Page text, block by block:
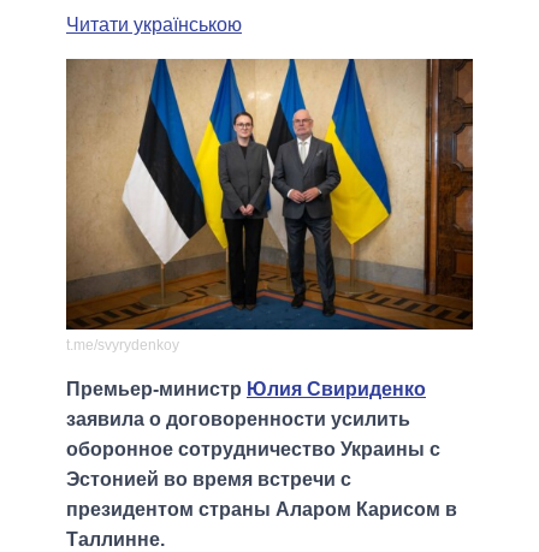
Читати українською
t.me/svyrydenkoy
Премьер-министр Юлия Свириденко
заявила о договоренности усилить
оборонное сотрудничество Украины с
Эстонией во время встречи с
президентом страны Аларом Карисом в
Таллинне.